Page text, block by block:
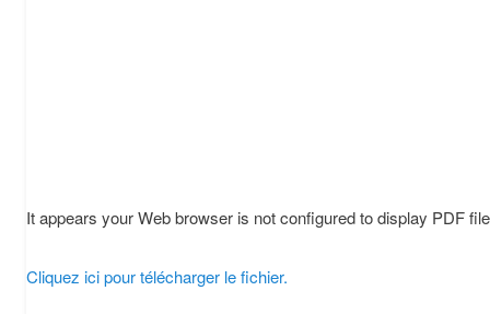
It appears your Web browser is not configured to display PDF
Cliquez ici pour télécharger le fichier.